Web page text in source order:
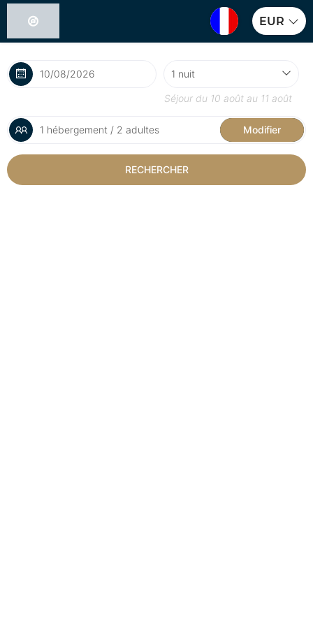
EUR
Séjour du 10 août au 11 août
1 hébergement / 2 adultes Modifier